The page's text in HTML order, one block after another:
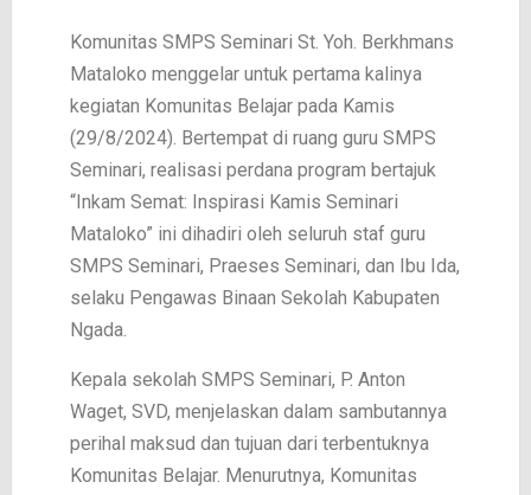
Komunitas SMPS Seminari St. Yoh. Berkhmans
Mataloko menggelar untuk pertama kalinya
kegiatan Komunitas Belajar pada Kamis
(29/8/2024). Bertempat di ruang guru SMPS
Seminari, realisasi perdana program bertajuk
“Inkam Semat: Inspirasi Kamis Seminari
Mataloko” ini dihadiri oleh seluruh staf guru
SMPS Seminari, Praeses Seminari, dan Ibu Ida,
selaku Pengawas Binaan Sekolah Kabupaten
Ngada.
Kepala sekolah SMPS Seminari, P. Anton
Waget, SVD, menjelaskan dalam sambutannya
perihal maksud dan tujuan dari terbentuknya
Komunitas Belajar. Menurutnya, Komunitas